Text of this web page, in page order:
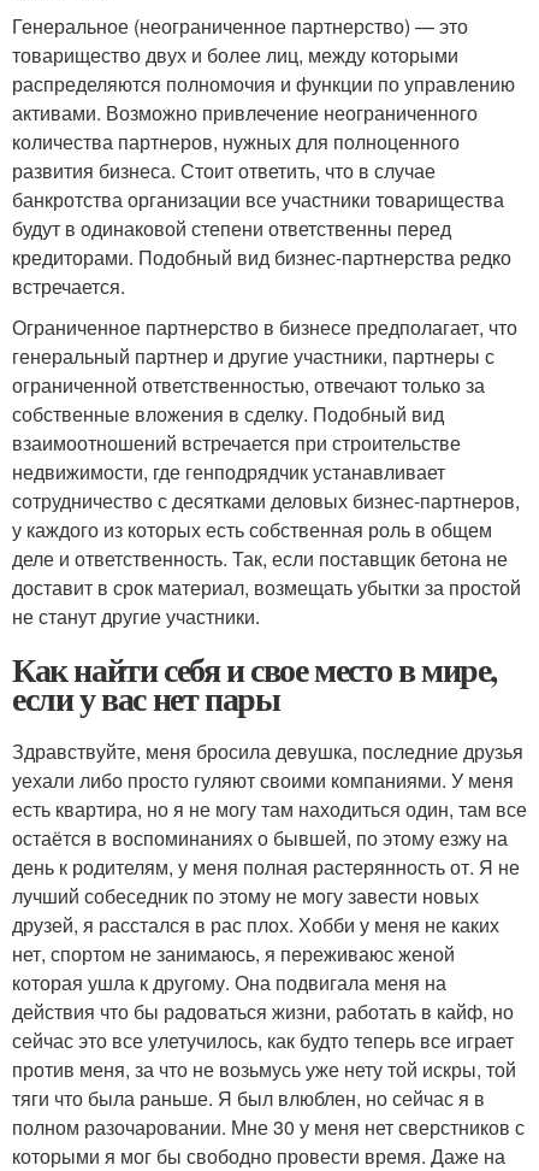
Генеральное (неограниченное партнерство) — это
товарищество двух и более лиц, между которыми
распределяются полномочия и функции по управлению
активами. Возможно привлечение неограниченного
количества партнеров, нужных для полноценного
развития бизнеса. Стоит ответить, что в случае
банкротства организации все участники товарищества
будут в одинаковой степени ответственны перед
кредиторами. Подобный вид бизнес-партнерства редко
встречается.
Ограниченное партнерство в бизнесе предполагает, что
генеральный партнер и другие участники, партнеры с
ограниченной ответственностью, отвечают только за
собственные вложения в сделку. Подобный вид
взаимоотношений встречается при строительстве
недвижимости, где генподрядчик устанавливает
сотрудничество с десятками деловых бизнес-партнеров,
у каждого из которых есть собственная роль в общем
деле и ответственность. Так, если поставщик бетона не
доставит в срок материал, возмещать убытки за простой
не станут другие участники.
Как найти себя и свое место в мире,
если у вас нет пары
Здравствуйте, меня бросила девушка, последние друзья
уехали либо просто гуляют своими компаниями. У меня
есть квартира, но я не могу там находиться один, там все
остаётся в воспоминаниях о бывшей, по этому езжу на
день к родителям, у меня полная растерянность от. Я не
лучший собеседник по этому не могу завести новых
друзей, я расстался в рас плох. Хобби у меня не каких
нет, спортом не занимаюсь, я переживаюс женой
которая ушла к другому. Она подвигала меня на
действия что бы радоваться жизни, работать в кайф, но
сейчас это все улетучилось, как будто теперь все играет
против меня, за что не возьмусь уже нету той искры, той
тяги что была раньше. Я был влюблен, но сейчас я в
полном разочаровании. Мне 30 у меня нет сверстников с
которыми я мог бы свободно провести время. Даже на